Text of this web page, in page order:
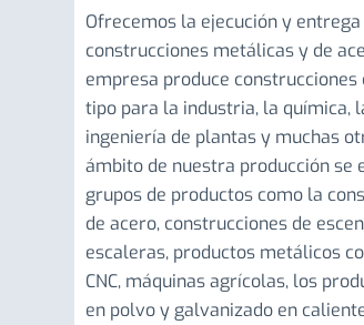
Ofrecemos la ejecución y entrega
construcciones metálicas y de
empresa produce construcciones
tipo para la industria, la química,
ingeniería de plantas y muchas
ámbito de nuestra producción se
grupos de productos como la
de acero, construcciones de
escaleras, productos metálicos
CNC, máquinas agrícolas, los
en polvo y galvanizado en